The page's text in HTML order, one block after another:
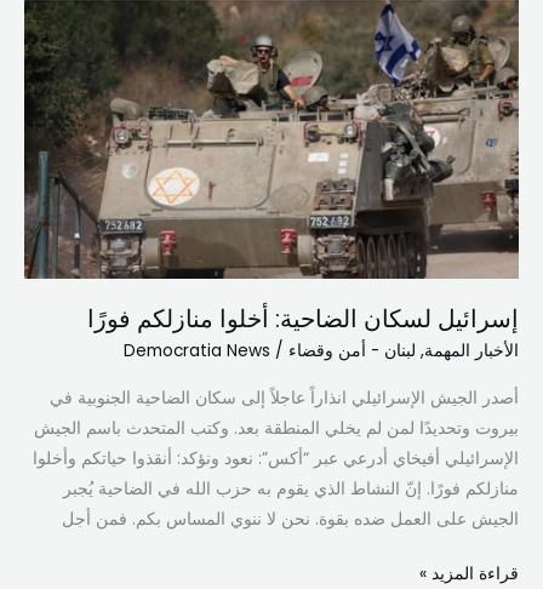
إسرائيل لسكان الضاحية: أخلوا منازلكم فورًا
الأخبار المهمة, لبنان - أمن وقضاء /
Democratia News
أصدر الجيش الإسرائيلي انذاراً عاجلاً إلى سكان الضاحية الجنوبية في
بيروت وتحديدًا لمن لم يخلي المنطقة بعد. وكتب المتحدث باسم الجيش
الإسرائيلي أفيخاي أدرعي عبر “أكس”: نعود ونؤكد: أنقذوا حياتكم وأخلوا
منازلكم فورًا. إنّ النشاط الذي يقوم به حزب الله في الضاحية يُجبر
الجيش على العمل ضده بقوة. نحن لا ننوي المساس بكم. فمن أجل
إسرائيل
لسكان
الضاحية:
أخلوا
منازلكم
فورًا
قراءة المزيد »